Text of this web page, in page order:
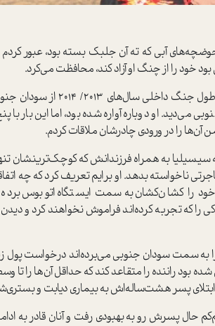
آبی که ته آن جلبک بسته بود، عبور
خود را از چنگ او آزاد کند، محافظت می‌کرد.
«سیسیلیای» ۳۷ساله در
می‌دید. او دوباره آواره شده بود، اما این بار
آن‌ها را در ورودی چادرشان ملاقات کردم.
به همراه فرزندانش که کوچک‌ترینشان
ناخواسته بدهد. او برایم تعریف کرد که چه
خود را کشان‌کشان به سمت ایستگاه اتوبوس
که تجربه کرده‌اند فراموش نخواهند کرد و
به سمت سودان جنوبی می‌برده‌اند درخواست پول
بود راننده را متقاعد کند که حداقل آن‌ها را تا
پسر هشت‌ساله‌اش به بیماری دیابت و
2023 بود که کم‌کم حال پسرش رو به بهبودی رفت و آنان